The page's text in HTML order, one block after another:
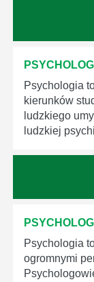
Psychologia
kierunków
ludzkiego
ludzkiej
Psychologia
ogromnymi